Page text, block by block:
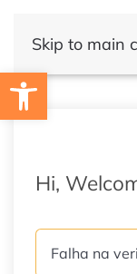
Skip to main
Hi,
Falha na
Open toolbar